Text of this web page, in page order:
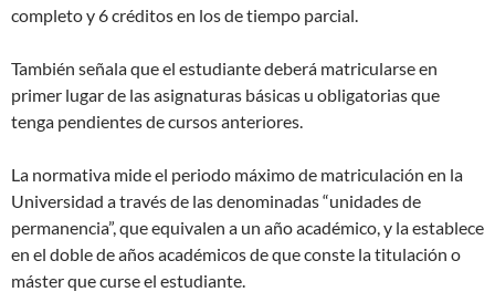
completo y 6 créditos en los de tiempo parcial.
También señala que el estudiante deberá matricularse en
primer lugar de las asignaturas básicas u obligatorias que
tenga pendientes de cursos anteriores.
La normativa mide el periodo máximo de matriculación en la
Universidad a través de las denominadas “unidades de
permanencia”, que equivalen a un año académico, y la establece
en el doble de años académicos de que conste la titulación o
máster que curse el estudiante.